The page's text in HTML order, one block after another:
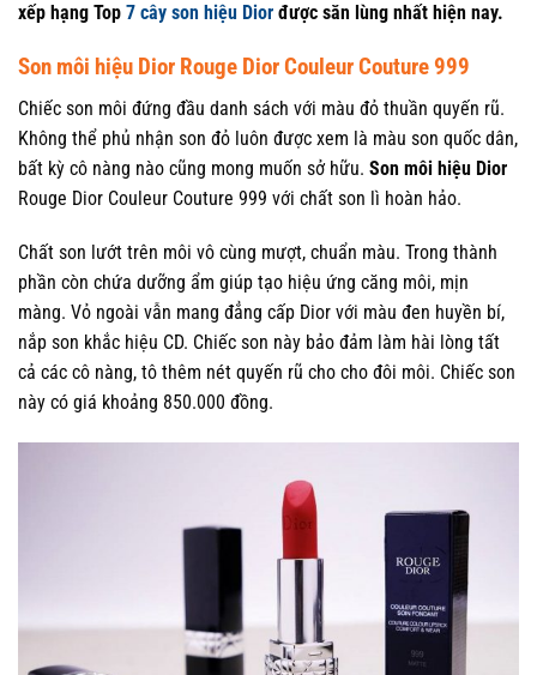
xếp hạng Top 7 cây son hiệu Dior được săn lùng nhất hiện nay.
Son môi hiệu Dior Rouge Dior Couleur Couture 999
Chiếc son môi đứng đầu danh sách với màu đỏ thuần quyến rũ.
Không thể phủ nhận son đỏ luôn được xem là màu son quốc dân,
bất kỳ cô nàng nào cũng mong muốn sở hữu. Son môi hiệu Dior
Rouge Dior Couleur Couture 999 với chất son lì hoàn hảo.
Chất son lướt trên môi vô cùng mượt, chuẩn màu. Trong thành
phần còn chứa dưỡng ẩm giúp tạo hiệu ứng căng môi, mịn
màng. Vỏ ngoài vẫn mang đẳng cấp Dior với màu đen huyền bí,
nắp son khắc hiệu CD. Chiếc son này bảo đảm làm hài lòng tất
cả các cô nàng, tô thêm nét quyến rũ cho cho đôi môi. Chiếc son
này có giá khoảng 850.000 đồng.